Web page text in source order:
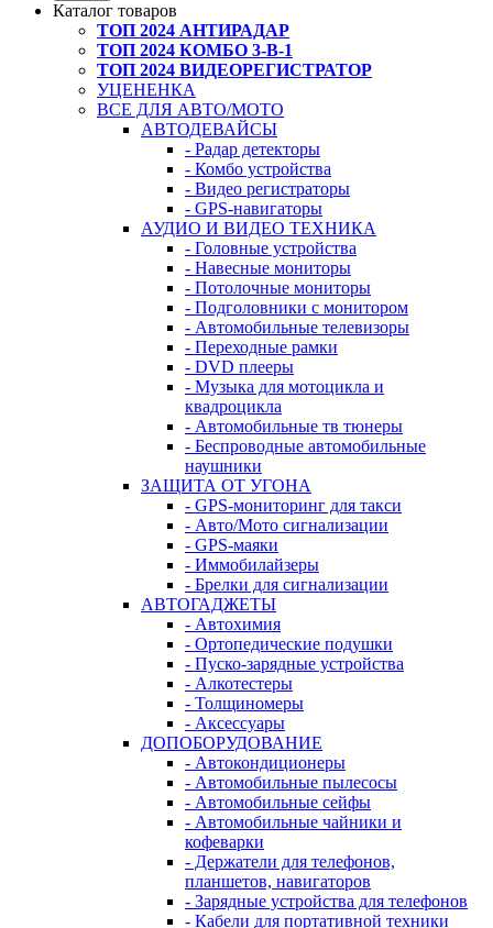
Каталог товаров
ТОП 2024 АНТИРАДАР
ТОП 2024 КОМБО 3-В-1
ТОП 2024 ВИДЕОРЕГИСТРАТОР
УЦЕНЕНКА
ВСЕ ДЛЯ АВТО/МОТО
АВТОДЕВАЙСЫ
- Радар детекторы
- Комбо устройства
- Видео регистраторы
- GPS-навигаторы
АУДИО И ВИДЕО ТЕХНИКА
- Головные устройства
- Навесные мониторы
- Потолочные мониторы
- Подголовники с монитором
- Автомобильные телевизоры
- Переходные рамки
- DVD плееры
- Музыка для мотоцикла и
квадроцикла
- Автомобильные тв тюнеры
- Беспроводные автомобильные
наушники
ЗАЩИТА ОТ УГОНА
- GPS-мониторинг для такси
- Авто/Мото сигнализации
- GPS-маяки
- Иммобилайзеры
- Брелки для сигнализации
АВТОГАДЖЕТЫ
- Автохимия
- Ортопедические подушки
- Пуско-зарядные устройства
- Алкотестеры
- Толщиномеры
- Аксессуары
ДОПОБОРУДОВАНИЕ
- Автокондиционеры
- Автомобильные пылесосы
- Автомобильные сейфы
- Автомобильные чайники и
кофеварки
- Держатели для телефонов,
планшетов, навигаторов
- Зарядные устройства для телефонов
- Кабели для портативной техники